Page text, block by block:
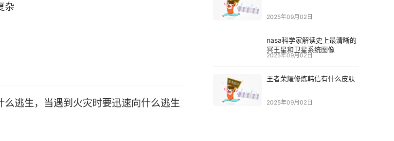
杂
么逃生，当遇到火灾时要迅速向什么逃生
2025年09月02日
nasa科学家解读史上最清晰的
冥王星和卫星系统图像
2025年09月02日
王者荣耀修炼韩信有什么皮肤
2025年09月02日